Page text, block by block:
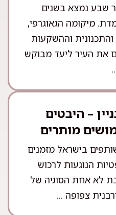
שבע נמצא בשנים
מיקומה הגאוגרפי,
וההשקעות
את העיר ליעד מבוקש
– היבטים
מותרים
בישראל מזמנים
הנוגעות לרכוש
לא אחת הסוגיה של
צפופה ...